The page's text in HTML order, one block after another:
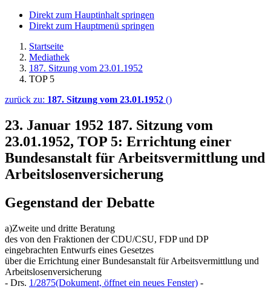
Direkt zum Hauptinhalt springen
Direkt zum Hauptmenü springen
Startseite
Mediathek
187. Sitzung vom 23.01.1952
TOP 5
zurück zu: 187. Sitzung vom 23.01.1952 ()
23. Januar 1952 187. Sitzung vom
23.01.1952, TOP 5: Errichtung einer
Bundesanstalt für Arbeitsvermittlung und
Arbeitslosenversicherung
Gegenstand der Debatte
a)Zweite und dritte Beratung
des von den Fraktionen der CDU/CSU, FDP und DP
eingebrachten Entwurfs eines Gesetzes
über die Errichtung einer Bundesanstalt für Arbeitsvermittlung und
Arbeitslosenversicherung
- Drs. 1/2875(Dokument, öffnet ein neues Fenster) -